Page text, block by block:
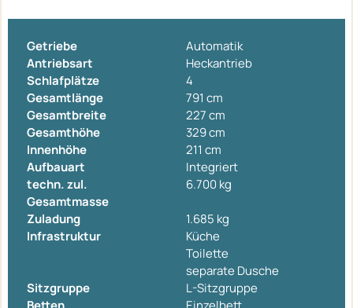
Getriebe
Automatik
Antriebsart
Heckantrieb
Schlafplätze
4
Gesamtlänge
791 cm
Gesamtbreite
227 cm
Gesamthöhe
329 cm
Innenhöhe
211 cm
Aufbauart
Integriert
techn. zul.
Gesamtmasse
6.700 kg
Zuladung
1.685 kg
Infrastruktur
Küche
Toilette
separate Dusche
Sitzgruppe
L-Sitzgruppe